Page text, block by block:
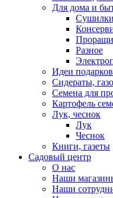
Для дома и
Сушилки
Разное
Идеи подарков
Сидераты,
Семена для
Картофель
Лук, чеснок
Лук
Чеснок
Книги, газеты
Садовый центр
О нас
Наши
Наши